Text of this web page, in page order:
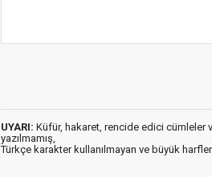
UYARI: Küfür, hakaret, rencide edici cümleler
yazılmamış,
Türkçe karakter kullanılmayan ve büyük